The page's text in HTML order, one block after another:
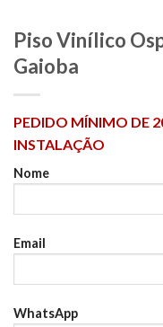
Piso Vinílico
Gaioba
PEDIDO MÍNIMO DE
INSTALAÇÃO
Nome
Email
WhatsApp